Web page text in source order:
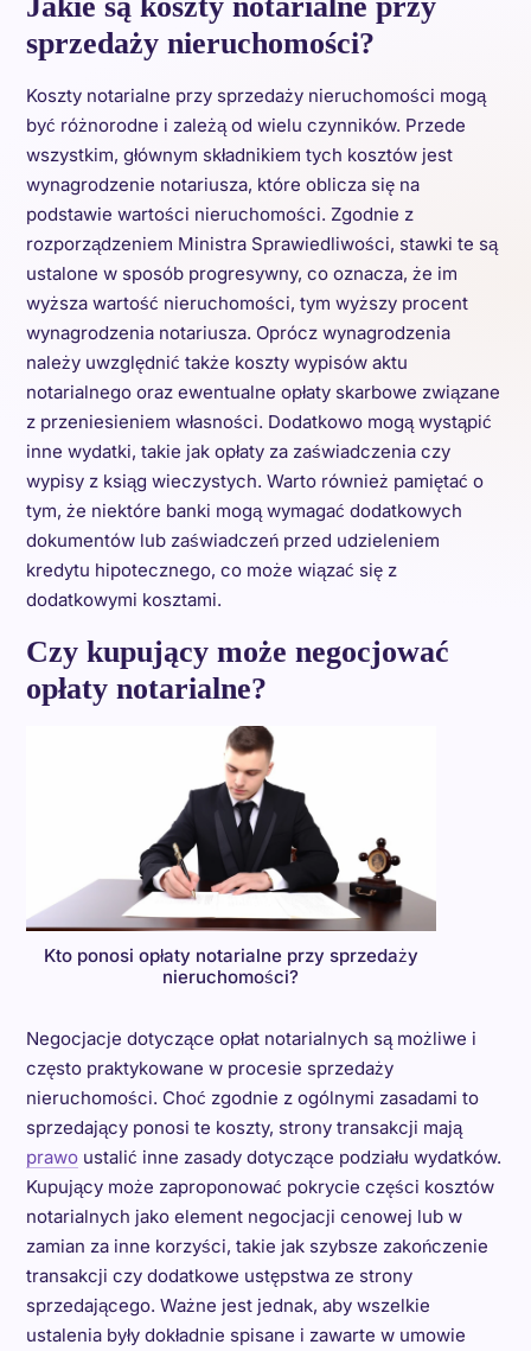
sprzedaży nieruchomości?
Koszty notarialne przy sprzedaży nieruchomości mogą
być różnorodne i zależą od wielu czynników. Przede
wszystkim, głównym składnikiem tych kosztów jest
wynagrodzenie notariusza, które oblicza się na
podstawie wartości nieruchomości. Zgodnie z
rozporządzeniem Ministra Sprawiedliwości, stawki te są
ustalone w sposób progresywny, co oznacza, że im
wyższa wartość nieruchomości, tym wyższy procent
wynagrodzenia notariusza. Oprócz wynagrodzenia
należy uwzględnić także koszty wypisów aktu
notarialnego oraz ewentualne opłaty skarbowe związane
z przeniesieniem własności. Dodatkowo mogą wystąpić
inne wydatki, takie jak opłaty za zaświadczenia czy
wypisy z ksiąg wieczystych. Warto również pamiętać o
tym, że niektóre banki mogą wymagać dodatkowych
dokumentów lub zaświadczeń przed udzieleniem
kredytu hipotecznego, co może wiązać się z
dodatkowymi kosztami.
Czy kupujący może negocjować
opłaty notarialne?
Kto ponosi opłaty notarialne przy sprzedaży
nieruchomości?
Negocjacje dotyczące opłat notarialnych są możliwe i
często praktykowane w procesie sprzedaży
nieruchomości. Choć zgodnie z ogólnymi zasadami to
sprzedający ponosi te koszty, strony transakcji mają
prawoustalić inne zasady dotyczące podziału wydatków.
Kupujący może zaproponować pokrycie części kosztów
notarialnych jako element negocjacji cenowej lub w
zamian za inne korzyści, takie jak szybsze zakończenie
transakcji czy dodatkowe ustępstwa ze strony
sprzedającego. Ważne jest jednak, aby wszelkie
ustalenia były dokładnie spisane i zawarte w umowie